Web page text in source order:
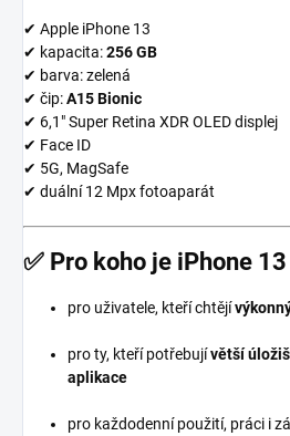
✔ Apple iPhone 13
✔ kapacita:256 GB
✔ barva: zelená
✔ čip:A15 Bionic
✔ 6,1″ Super Retina XDR OLED displej
✔ Face ID
✔ 5G, MagSafe
✔ duální 12 Mpx fotoaparát
✅ Pro koho je iPhone
pro uživatele, kteří chtějí
pro ty, kteří potřebujívětší
aplikace
pro každodenní použití, práci i